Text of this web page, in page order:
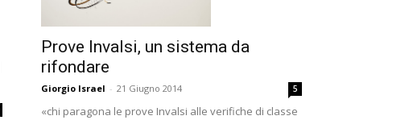
Prove Invalsi, un sistema da
rifondare
Giorgio Israel - 21 Giugno 2014 5
«chi paragona le prove Invalsi alle verifiche di classe